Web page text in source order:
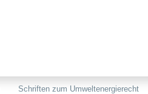
Schriften zum Umweltenergierecht